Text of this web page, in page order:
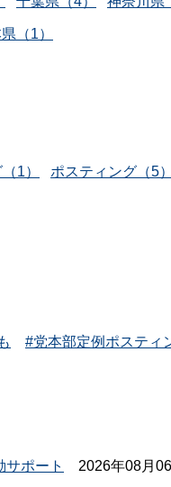
（1）
1） ポスティング（5）
党本部定例ポスティ
サポート 2026年08月